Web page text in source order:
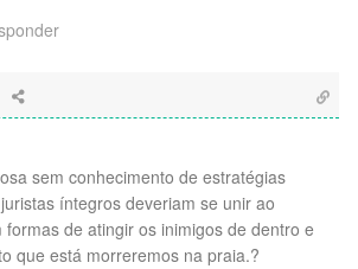
sem conhecimento de estratégias
íntegros deveriam se unir ao
de atingir os inimigos de dentro e
que está morreremos na praia.?